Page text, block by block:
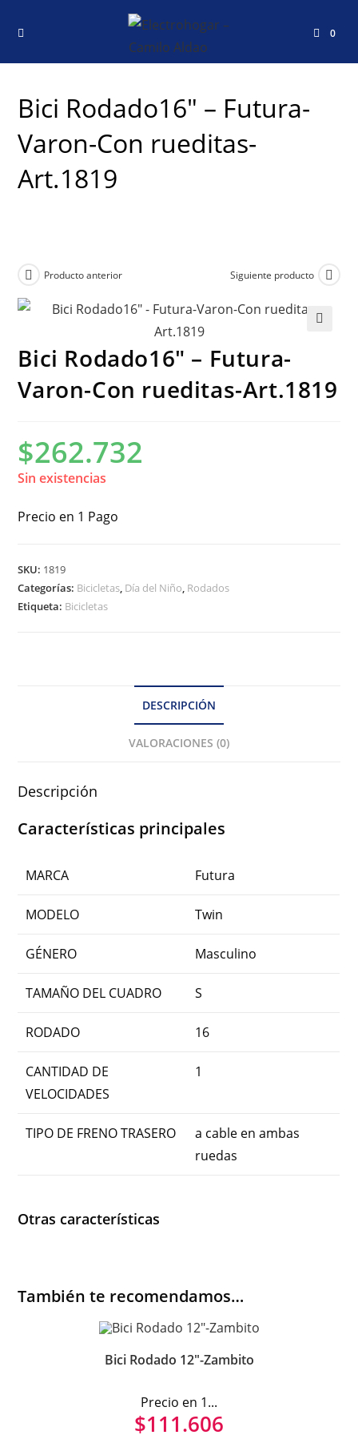
0
Bici Rodado16″ – Futura-
Varon-Con rueditas-
Art.1819
Producto anterior Siguiente producto
Bici Rodado16″ – Futura-
Varon-Con rueditas-Art.1819
$262.732
Sin existencias
Precio en 1 Pago
SKU: 1819
Categorías: Bicicletas, Día del Niño, Rodados
Etiqueta: Bicicletas
DESCRIPCIÓN
VALORACIONES (0)
Descripción
Características principales
MARCA Futura
MODELO Twin
GÉNERO Masculino
TAMAÑO DEL CUADRO S
RODADO 16
CANTIDAD DE
VELOCIDADES
1
TIPO DE FRENO TRASERO
a cable en ambas
ruedas
Otras características
También te recomendamos…
Bici Rodado 12″-Zambito
Precio en 1...
$111.606